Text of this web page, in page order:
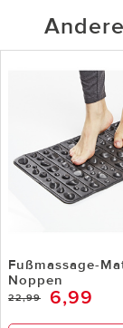
Fußmassage-
Noppen
22,99 6,99